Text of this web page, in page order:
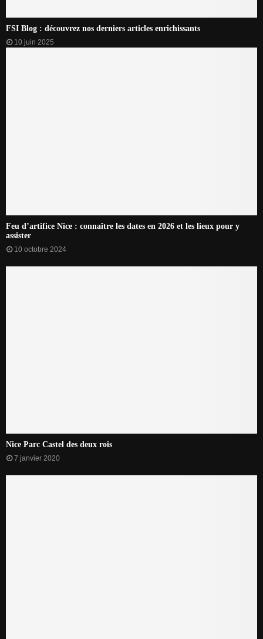
FSI Blog : découvrez nos derniers articles enrichissants
10 juin 2025
Feu d’artifice Nice : connaître les dates en 2026 et les lieux pour y
assister
10 octobre 2024
Nice Parc Castel des deux rois
7 janvier 2020